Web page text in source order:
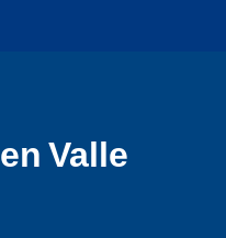
Valle